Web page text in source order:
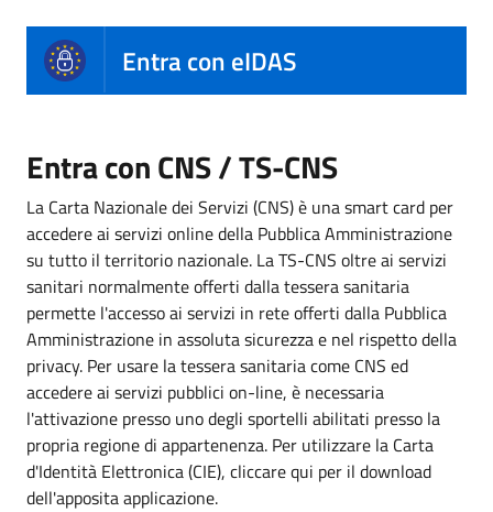
Entra con eIDAS
Entra con CNS / TS-CNS
La Carta Nazionale dei Servizi (CNS) è una smart card per
accedere ai servizi online della Pubblica Amministrazione
su tutto il territorio nazionale. La TS-CNS oltre ai servizi
sanitari normalmente offerti dalla tessera sanitaria
permette l'accesso ai servizi in rete offerti dalla Pubblica
Amministrazione in assoluta sicurezza e nel rispetto della
privacy. Per usare la tessera sanitaria come CNS ed
accedere ai servizi pubblici on-line, è necessaria
l'attivazione presso uno degli sportelli abilitati presso la
propria regione di appartenenza. Per utilizzare la Carta
d'Identità Elettronica (CIE), cliccare qui per il download
dell'apposita applicazione.